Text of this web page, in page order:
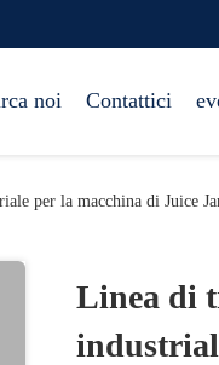
noi Contattici
per la macchina di Juice
Linea di